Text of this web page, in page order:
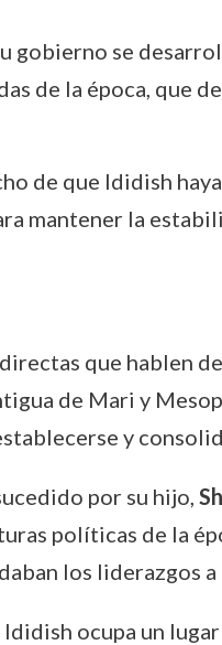
gobierno se
de la época, que
de que Ididish
mantener la
que hablen
de Mari y
y
por su hijo,
políticas de la
los liderazgos
ocupa un